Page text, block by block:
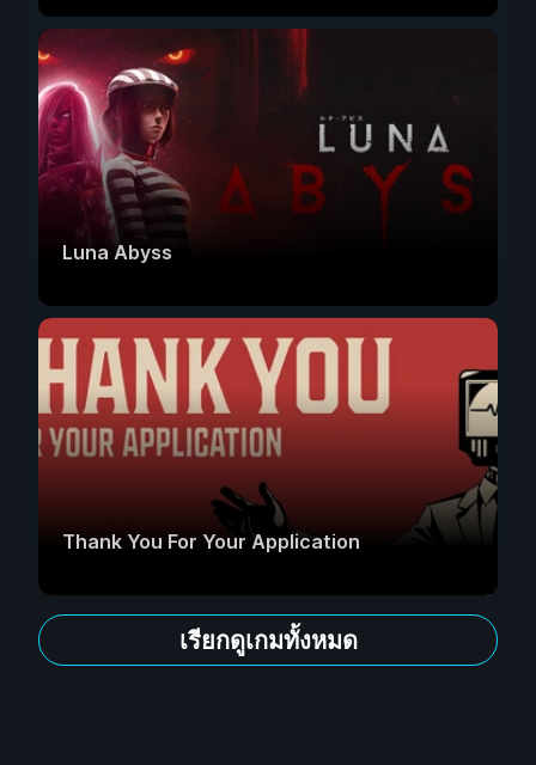
Luna Abyss
Thank You For Your Application
เรียกดูเกมทั้งหมด